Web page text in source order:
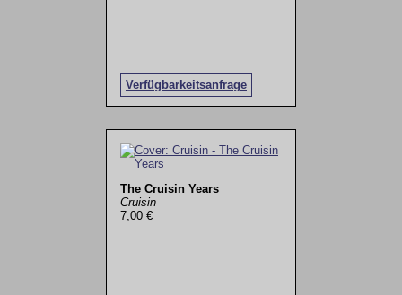
Verfügbarkeitsanfrage
The Cruisin Years
Cruisin
7,00 €